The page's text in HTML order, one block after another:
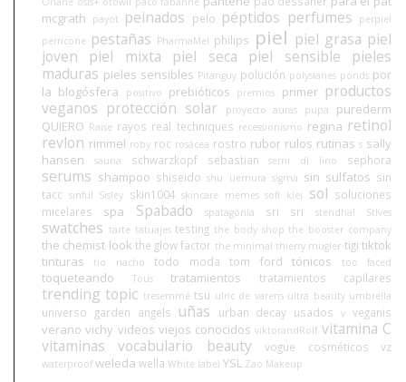
mcgrath
payot peinados pelo péptidos perfumes
perpiel
perricone pestañas PharmaMel philips piel piel grasa piel
joven
piel mixta piel seca piel sensible
pieles
maduras pieles sensibles Pitanguy polución polysianes ponds por
la blogósfera
positivo prebióticos premios primer productos
veganos protección solar proyecto auras pupa
purederm
QUIERO Raise rayos real techniques recessionismo regina retinol
revlon rimmel roby roc rosácea rostro rubor rulos rutinas s sally
hansen
sauna schwarzkopf sebastian semi di lino sephora
serums shampoo shiseido shu uemura sigma sin sulfatos sin
tacc sinful Sisley skin1004 skincare memes sofí klei sol soluciones
micelares
spa Spabado spatagonia sri sri stendhal StIves
swatches tarte tatuajes testing the body shop the booster company
the chemist look the glow factor the minimal thierry mugler tigi tiktok
tinturas
tio nacho todo moda tom ford tónicos too faced
toqueteando Tous tratamientos tratamientos capilares
trending topic tresemmé tsu ulric de varens ultra beauty umbrella
universo garden angels uñas urban decay usados v veganis
verano vichy videos viejos conocidos viktorandRolf vitamina C
vitaminas
vocabulario beauty vogue cosméticos vz
waterproof weleda wella White label YSL Zao Makeup